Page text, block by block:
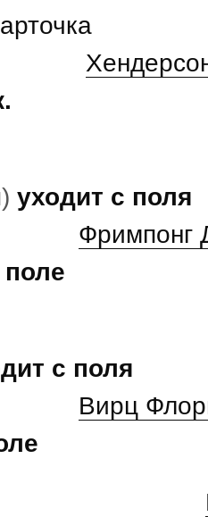
уходит с поля
Фримпонг
с поля
Вирц